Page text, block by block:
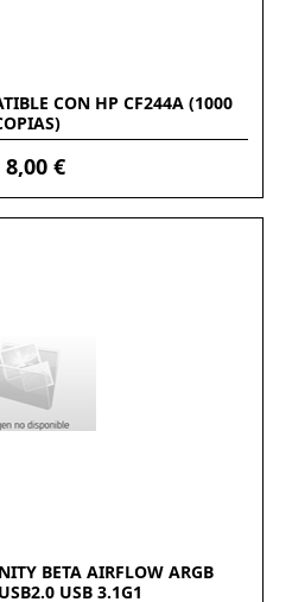
CON HP CF244A (1000
8,00 €
BETA AIRFLOW ARGB
USB 3.1G1